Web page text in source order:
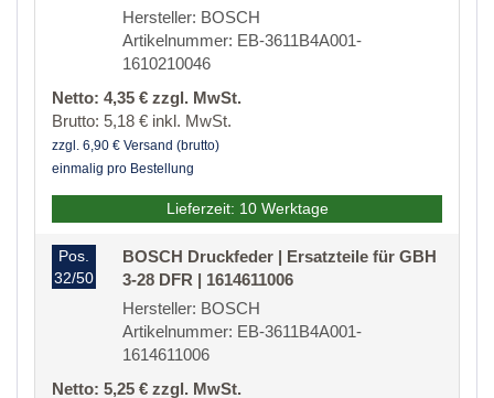
Hersteller: BOSCH
Artikelnummer: EB-3611B4A001-
1610210046
Netto: 4,35 € zzgl. MwSt.
Brutto: 5,18 € inkl. MwSt.
zzgl. 6,90 € Versand (brutto)
einmalig pro Bestellung
Lieferzeit: 10 Werktage
Pos.
32/50
BOSCH Druckfeder | Ersatzteile für GBH
3-28 DFR | 1614611006
Hersteller: BOSCH
Artikelnummer: EB-3611B4A001-
1614611006
Netto: 5,25 € zzgl. MwSt.